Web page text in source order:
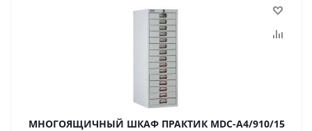
МНОГОЯЩИЧНЫЙ ШКАФ ПРАКТИК MDC-A4/910/15